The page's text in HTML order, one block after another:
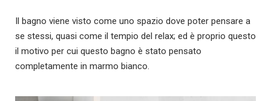
Il bagno viene visto come uno spazio dove poter pensare a
se stessi, quasi come il tempio del relax; ed è proprio questo
il motivo per cui questo bagno è stato pensato
completamente in marmo bianco.